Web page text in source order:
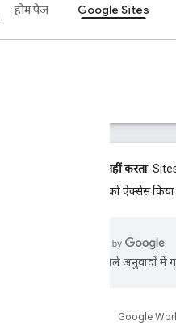
होम पेज Google Sites
अब काम नहीं करता:
को ऐक्सेस
एआई से मिले अनुवादों में
Google